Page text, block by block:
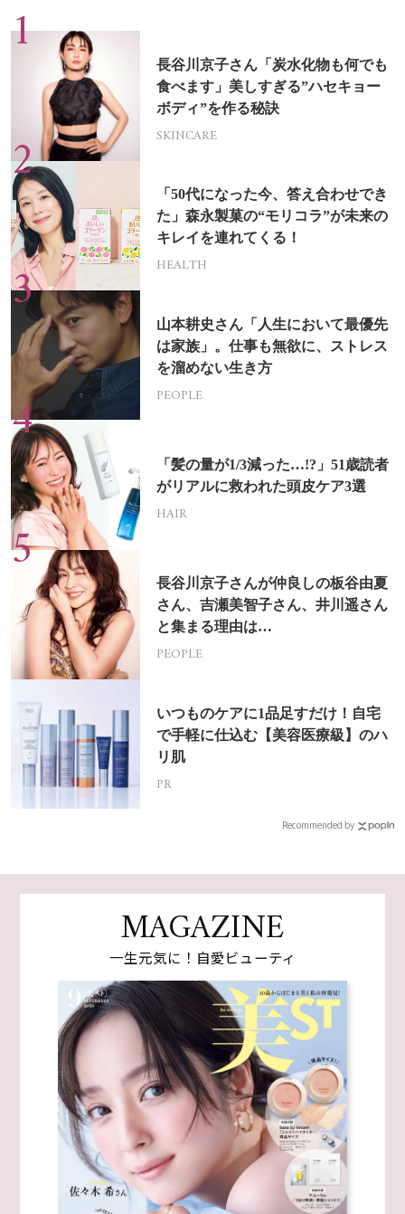
長谷川京子さん「炭水化物も何でも
食べます」美しすぎる”ハセキョー
ボディ”を作る秘訣
SKINCARE
「50代になった今、答え合わせでき
た」森永製菓の“モリコラ”が未来の
キレイを連れてくる！
HEALTH
山本耕史さん「人生において最優先
は家族」。仕事も無欲に、ストレス
を溜めない生き方
PEOPLE
「髪の量が1/3減った…!?」51歳読者
がリアルに救われた頭皮ケア3選
HAIR
長谷川京子さんが仲良しの板谷由夏
さん、吉瀬美智子さん、井川遥さん
と集まる理由は…
PEOPLE
いつものケアに1品足すだけ！自宅
で手軽に仕込む【美容医療級】のハ
リ肌
PR
Recommended by
MAGAZINE
一生元気に！自愛ビューティ